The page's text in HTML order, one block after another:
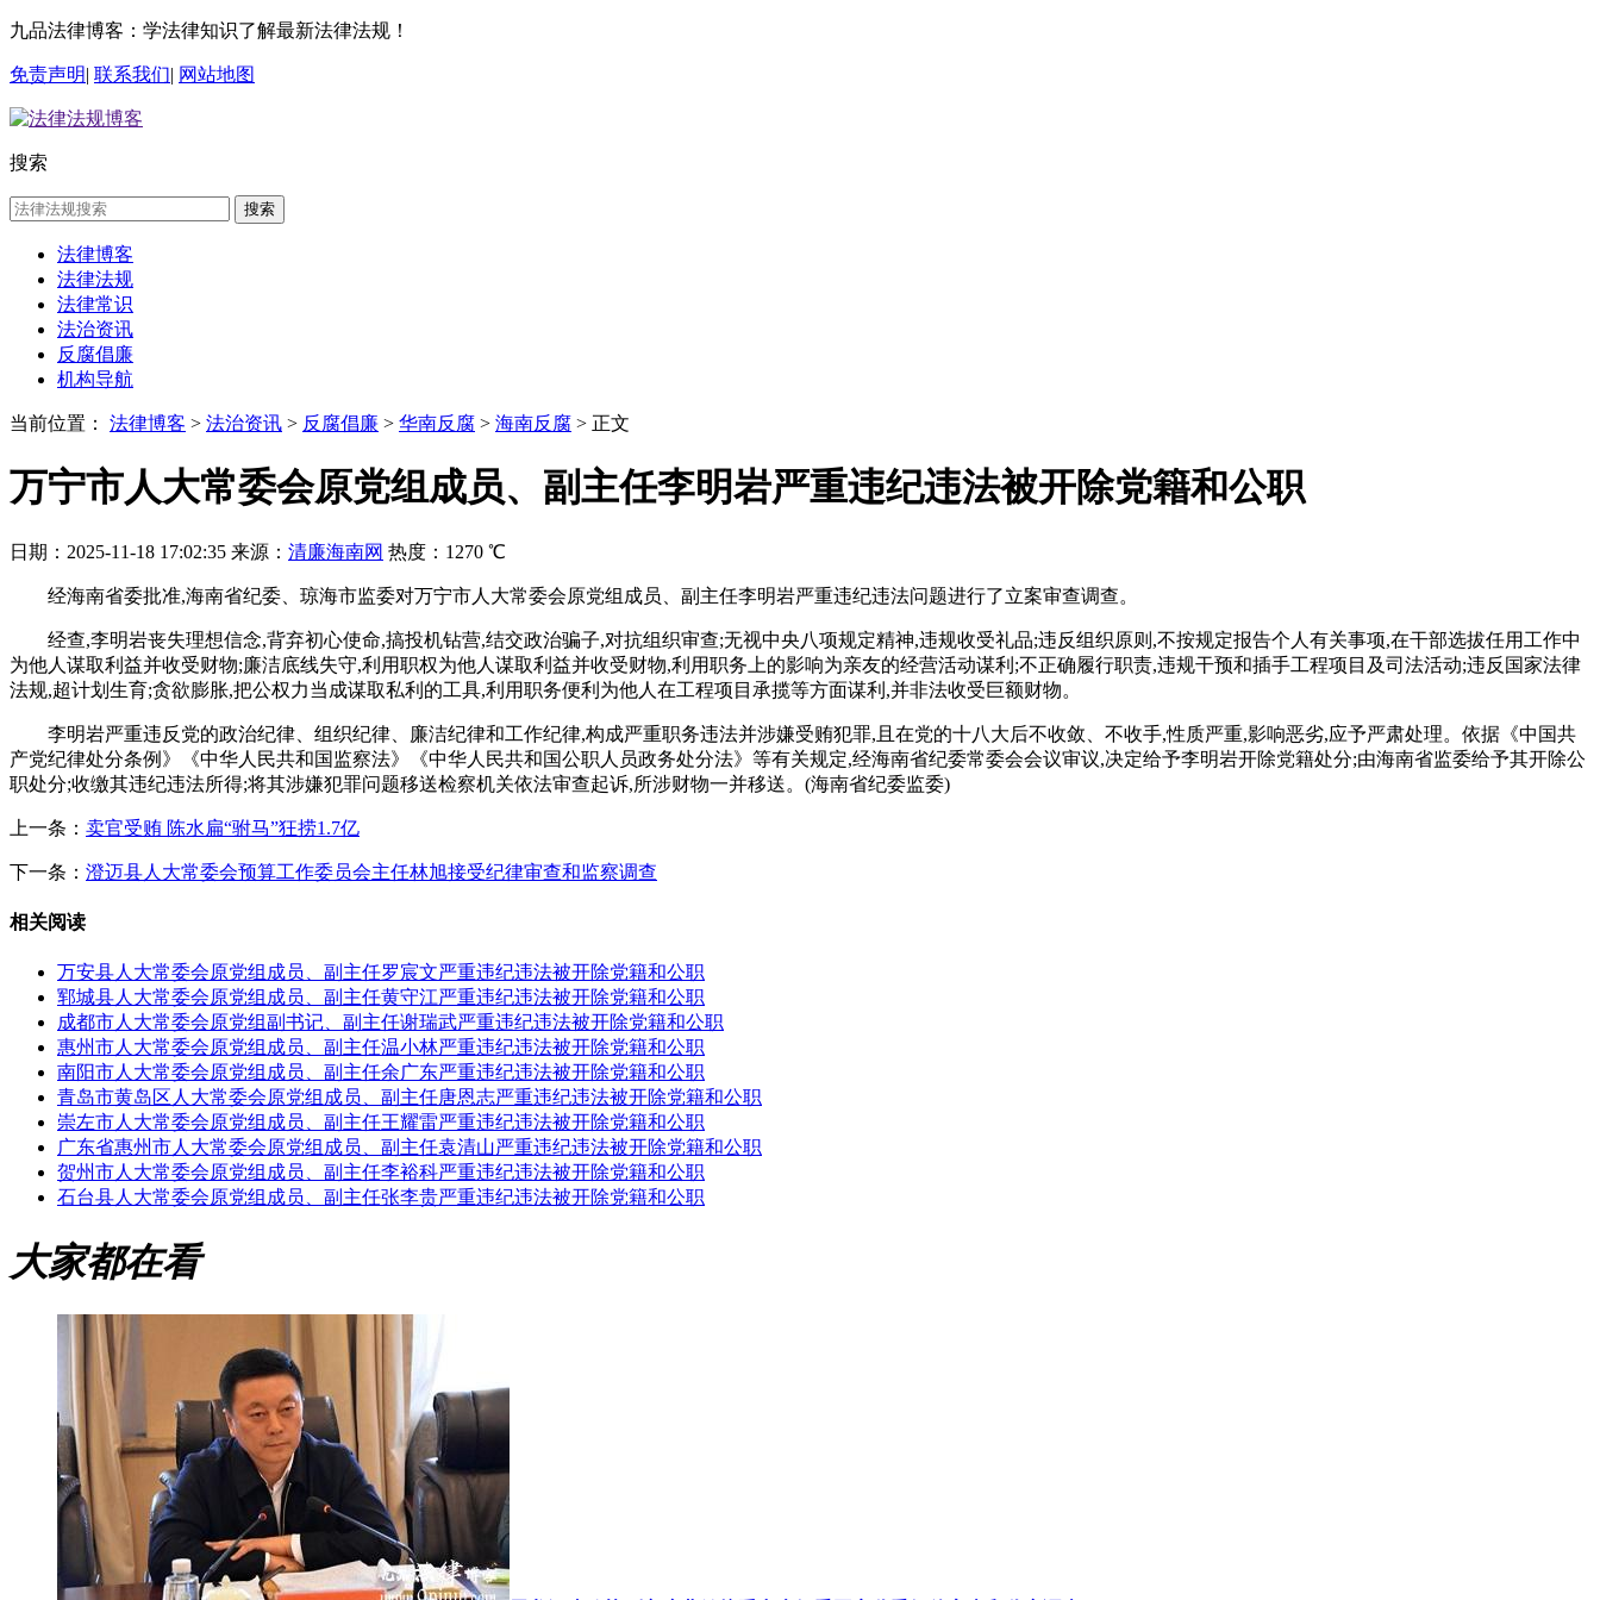
九品法律博客：学法律知识了解最新法律法规！
免责声明| 联系我们| 网站地图
搜索
搜索
法律博客
法律法规
法律常识
法治资讯
反腐倡廉
机构导航
当前位置： 法律博客 > 法治资讯 > 反腐倡廉 > 华南反腐 > 海南反腐 > 正文
万宁市人大常委会原党组成员、副主任李明岩严重违纪违法被开除党籍和公职
日期： 2025-11-18 17:02:35 来源： 清廉海南网 热度： 1270 ℃
经海南省委批准,海南省纪委、琼海市监委对万宁市人大常委会原党组成员、副主任李明岩严重违纪违法问题进行了立案审查调查。
经查,李明岩丧失理想信念,背弃初心使命,搞投机钻营,结交政治骗子,对抗组织审查;无视中央八项规定精神,违规收受礼品;违反组织原则,不按规定报告个人有关事项,在干部选拔任用工作中
为他人谋取利益并收受财物;廉洁底线失守,利用职权为他人谋取利益并收受财物,利用职务上的影响为亲友的经营活动谋利;不正确履行职责,违规干预和插手工程项目及司法活动;违反国家法律
法规,超计划生育;贪欲膨胀,把公权力当成谋取私利的工具,利用职务便利为他人在工程项目承揽等方面谋利,并非法收受巨额财物。
李明岩严重违反党的政治纪律、组织纪律、廉洁纪律和工作纪律,构成严重职务违法并涉嫌受贿犯罪,且在党的十八大后不收敛、不收手,性质严重,影响恶劣,应予严肃处理。依据《中国共
产党纪律处分条例》《中华人民共和国监察法》《中华人民共和国公职人员政务处分法》等有关规定,经海南省纪委常委会会议审议,决定给予李明岩开除党籍处分;由海南省监委给予其开除公
职处分;收缴其违纪违法所得;将其涉嫌犯罪问题移送检察机关依法审查起诉,所涉财物一并移送。(海南省纪委监委)
上一条： 卖官受贿 陈水扁“驸马”狂捞1.7亿
下一条： 澄迈县人大常委会预算工作委员会主任林旭接受纪律审查和监察调查
相关阅读
万安县人大常委会原党组成员、副主任罗宸文严重违纪违法被开除党籍和公职
郓城县人大常委会原党组成员、副主任黄守江严重违纪违法被开除党籍和公职
成都市人大常委会原党组副书记、副主任谢瑞武严重违纪违法被开除党籍和公职
惠州市人大常委会原党组成员、副主任温小林严重违纪违法被开除党籍和公职
南阳市人大常委会原党组成员、副主任余广东严重违纪违法被开除党籍和公职
青岛市黄岛区人大常委会原党组成员、副主任唐恩志严重违纪违法被开除党籍和公职
崇左市人大常委会原党组成员、副主任王耀雷严重违纪违法被开除党籍和公职
广东省惠州市人大常委会原党组成员、副主任袁清山严重违纪违法被开除党籍和公职
贺州市人大常委会原党组成员、副主任李裕科严重违纪违法被开除党籍和公职
石台县人大常委会原党组成员、副主任张李贵严重违纪违法被开除党籍和公职
大家都在看